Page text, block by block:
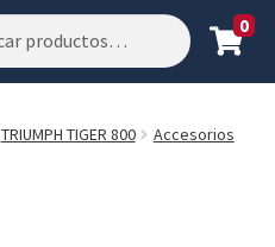
0
TRIUMPH TIGER 800
Accesorios